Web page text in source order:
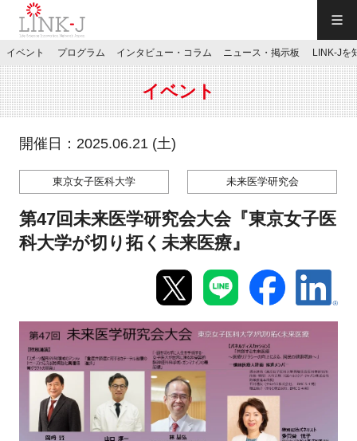
JP／EN
特別会員専用メニュー
施設ご予約
マイページ
新規登録
イベント
イベント プログラム インタビュー・コラム ニュース・掲示板 LINK-Jを
イベント
開催日：2025.06.21 (土)
東京女子医科大学 未来医学研究会
第47回未来医学研究会大会『東京女子医
科大学が切り拓く未来医療』